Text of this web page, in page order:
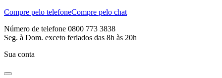
Compre pelo telefoneCompre pelo chat
Número de telefone 0800 773 3838
Seg. à Dom. exceto feriados das 8h às 20h
Sua conta